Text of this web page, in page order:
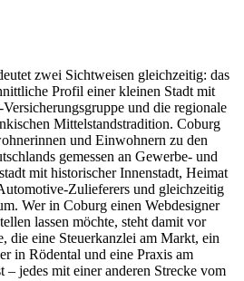
zwei Sichtweisen gleichzeitig: das
Profil einer kleinen Stadt mit
und die regionale
Mittelstandstradition. Coburg
und Einwohnern zu den
gemessen an Gewerbe- und
mit historischer Innenstadt, Heimat
Zulieferers und gleichzeitig
Wer in Coburg einen Webdesigner
lassen möchte, steht damit vor
die eine Steuerkanzlei am Markt, ein
in Rödental und eine Praxis am
– jedes mit einer anderen Strecke vom